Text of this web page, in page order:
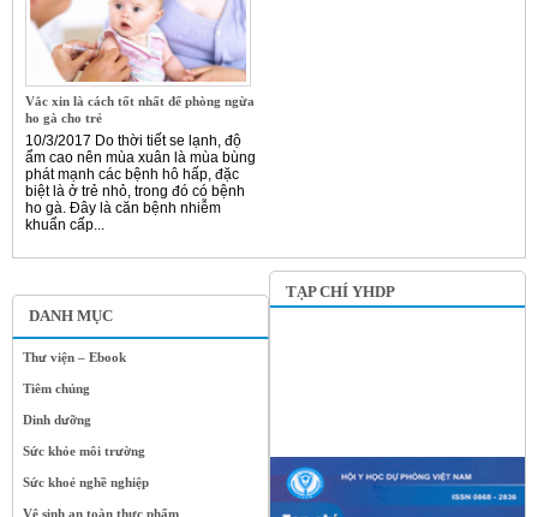
DANH MỤC
Thư viện – Ebook
Tiêm chủng
Dinh dưỡng
Sức khỏe môi trường
Sức khoẻ nghề nghiệp
Vệ sinh an toàn thực phẩm
Vắc xin là cách tốt nhất để phòng ngừa
ho gà cho trẻ
10/3/2017 Do thời tiết se lạnh, độ
ẩm cao nên mùa xuân là mùa bùng
phát mạnh các bệnh hô hấp, đặc
biệt là ở trẻ nhỏ, trong đó có bệnh
ho gà. Đây là căn bệnh nhiễm
khuẩn cấp...
TẠP CHÍ YHDP